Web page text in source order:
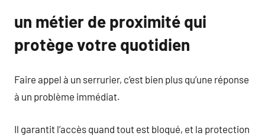
un métier de proximité qui
protège votre quotidien
Faire appel à un serrurier, c’est bien plus qu’une réponse
à un problème immédiat.
Il garantit l’accès quand tout est bloqué, et la protection